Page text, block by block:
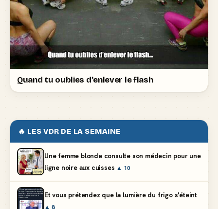
Quand tu oublies d'enlever le flash
🔥 LES VDR DE LA SEMAINE
Une femme blonde consulte son médecin pour une
ligne noire aux cuisses ▲ 10
Et vous prétendez que la lumière du frigo s'éteint
▲ 8